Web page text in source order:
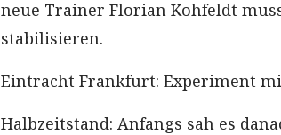
neue Trainer Florian Kohfeldt
stabilisieren.
Eintracht Frankfurt: Experiment
Halbzeitstand: Anfangs sah es